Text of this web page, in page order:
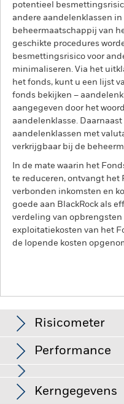
potentieel
andere aandelenklassen
beheermaatschappij van
geschikte procedures
besmettingsrisico voor
minimaliseren. Via het
het fonds, kunt u een lijst
fonds bekijken –
aangegeven door het
aandelenklasse.
aandelenklassen met
verkrijgbaar bij de
In de mate waarin het
te reduceren, ontvangt het
verbonden inkomsten en
goede aan BlackRock als
verdeling van
exploitatiekosten van het
de lopende kosten
Risicometer
Performance
Kredietrisico,
Kerngegevens